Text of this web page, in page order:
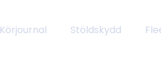
Körjournal Stöldskydd